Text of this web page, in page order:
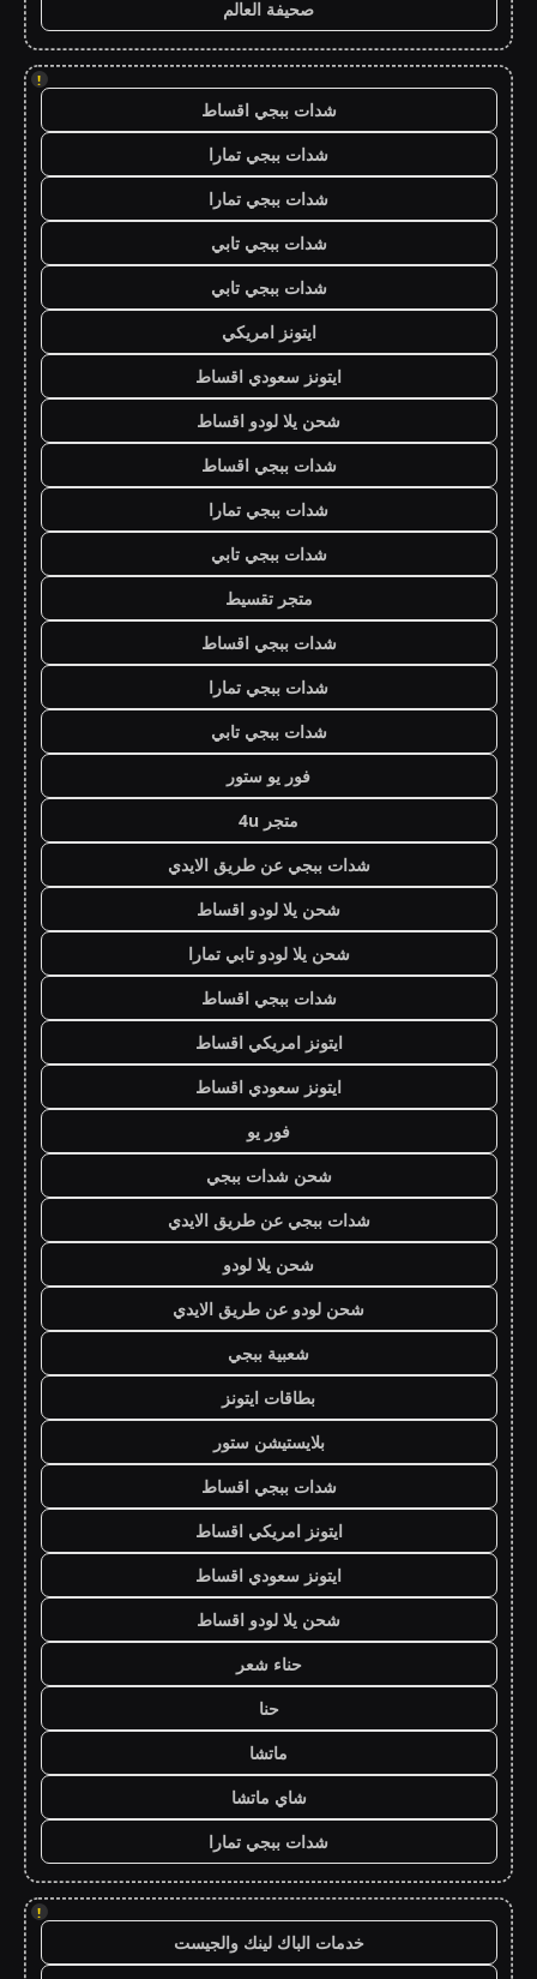
صحيفة العالم
!
شدات ببجي اقساط
شدات ببجي تمارا
شدات ببجي تمارا
شدات ببجي تابي
شدات ببجي تابي
ايتونز امريكي
ايتونز سعودي اقساط
شحن يلا لودو اقساط
شدات ببجي اقساط
شدات ببجي تمارا
شدات ببجي تابي
متجر تقسيط
شدات ببجي اقساط
شدات ببجي تمارا
شدات ببجي تابي
فور يو ستور
متجر 4u
شدات ببجي عن طريق الايدي
شحن يلا لودو اقساط
شحن يلا لودو تابي تمارا
شدات ببجي اقساط
ايتونز امريكي اقساط
ايتونز سعودي اقساط
فور يو
شحن شدات ببجي
شدات ببجي عن طريق الايدي
شحن يلا لودو
شحن لودو عن طريق الايدي
شعبية ببجي
بطاقات ايتونز
بلايستيشن ستور
شدات ببجي اقساط
ايتونز امريكي اقساط
ايتونز سعودي اقساط
شحن يلا لودو اقساط
حناء شعر
حنا
ماتشا
شاي ماتشا
شدات ببجي تمارا
!
خدمات الباك لينك والجيست